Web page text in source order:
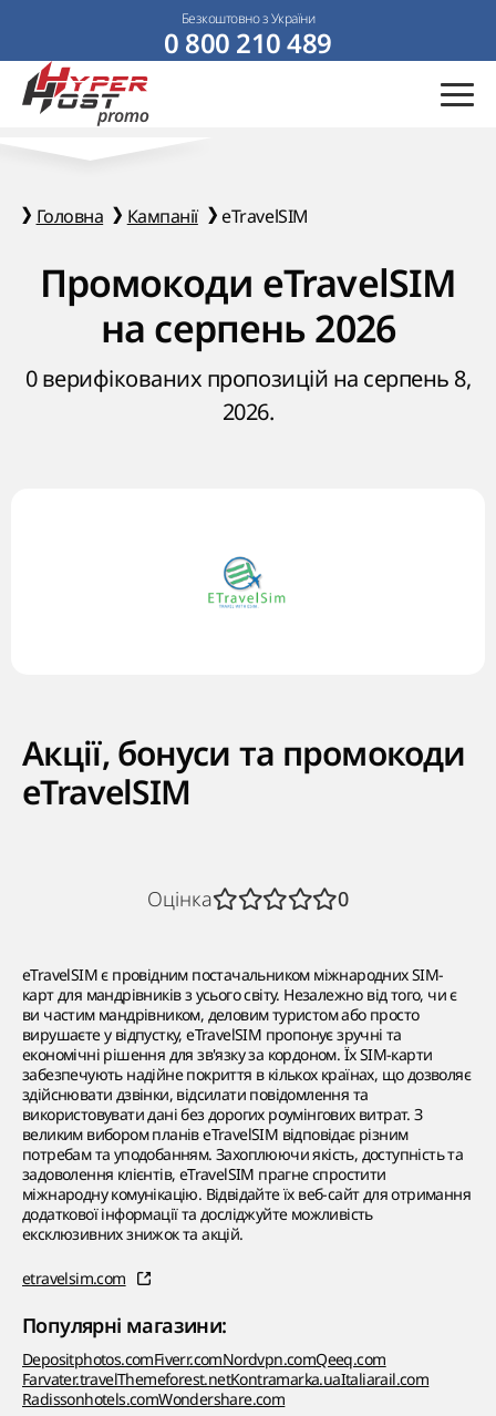
Безкоштовно з України
0 800 210 489
Головна Кампанії eTravelSIM
Промокоди eTravelSIM
на серпень 2026
0 верифікованих пропозицій на серпень 8,
2026.
Оцінка 0
eTravelSIM є провідним постачальником міжнародних SIM-
карт для мандрівників з усього світу. Незалежно від того, чи є
ви частим мандрівником, деловим туристом або просто
вирушаєте у відпустку, eTravelSIM пропонує зручні та
економічні рішення для зв'язку за кордоном. Їх SIM-карти
забезпечують надійне покриття в кількох країнах, що дозволяє
здійснювати дзвінки, відсилати повідомлення та
використовувати дані без дорогих роумінгових витрат. З
великим вибором планів eTravelSIM відповідає різним
потребам та уподобанням. Захоплюючи якість, доступність та
задоволення клієнтів, eTravelSIM прагне спростити
міжнародну комунікацію. Відвідайте їх веб-сайт для отримання
додаткової інформації та досліджуйте можливість
ексклюзивних знижок та акцій.
etravelsim.com
Популярні магазини:
Depositphotos.comFiverr.comNordvpn.comQeeq.com
Farvater.travelThemeforest.netKontramarka.uaItaliarail.com
Radissonhotels.comWondershare.com
Акції, бонуси та промокоди
eTravelSIM